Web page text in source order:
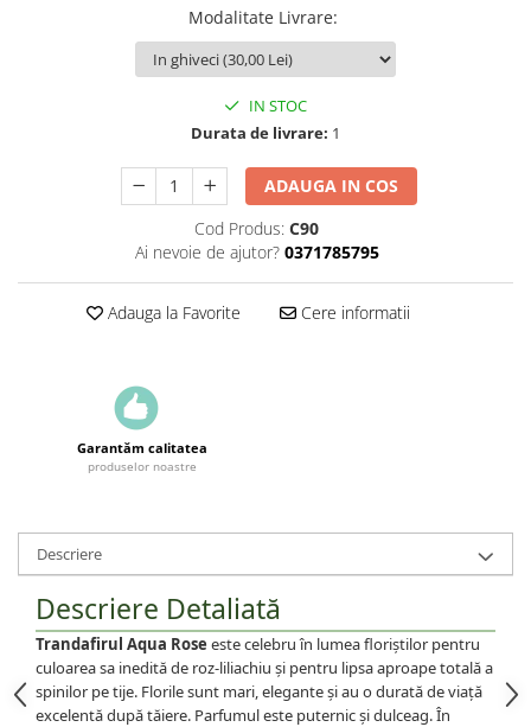
Modalitate Livrare:
IN STOC
Durata de livrare: 1
ADAUGA IN COS
Cod Produs: C90
Ai nevoie de ajutor? 0371785795
Adauga la Favorite Cere informatii
Garantăm calitatea
produselor noastre
Descriere
Descriere Detaliată
Trandafirul Aqua Rose este celebru în lumea floriștilor pentru
culoarea sa inedită de roz-liliachiu și pentru lipsa aproape totală a
spinilor pe tije. Florile sunt mari, elegante și au o durată de viață
excelentă după tăiere. Parfumul este puternic și dulceag. În